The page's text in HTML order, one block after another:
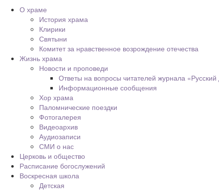
О храме
История храма
Клирики
Святыни
Комитет за нравственное возрождение отечества
Жизнь храма
Новости и проповеди
Ответы на вопросы читателей журнала
Информационные сообщения
Хор храма
Паломнические поездки
Фотогалерея
Видеоархив
Аудиозаписи
СМИ о нас
Церковь и общество
Расписание богослужений
Воскресная школа
Детская